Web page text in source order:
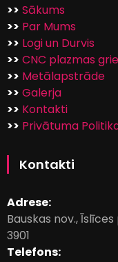
>> Sākums
>> Par Mums
>> Logi un Durvis
>> CNC plazmas
>> Metālapstrāde
>> Galerja
>> Kontakti
>> Privātuma
Kontakti
Adrese:
Bauskas nov.,
3901
Telefons: